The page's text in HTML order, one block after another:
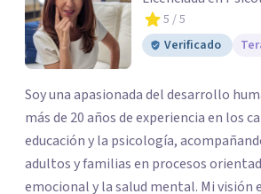
5 / 5
Verificado
Soy una apasionada del desarrollo
más de 20 años de experiencia en los
educación y la psicología,
adultos y familias en procesos
emocional y la salud mental. Mi visión es contribuir, a